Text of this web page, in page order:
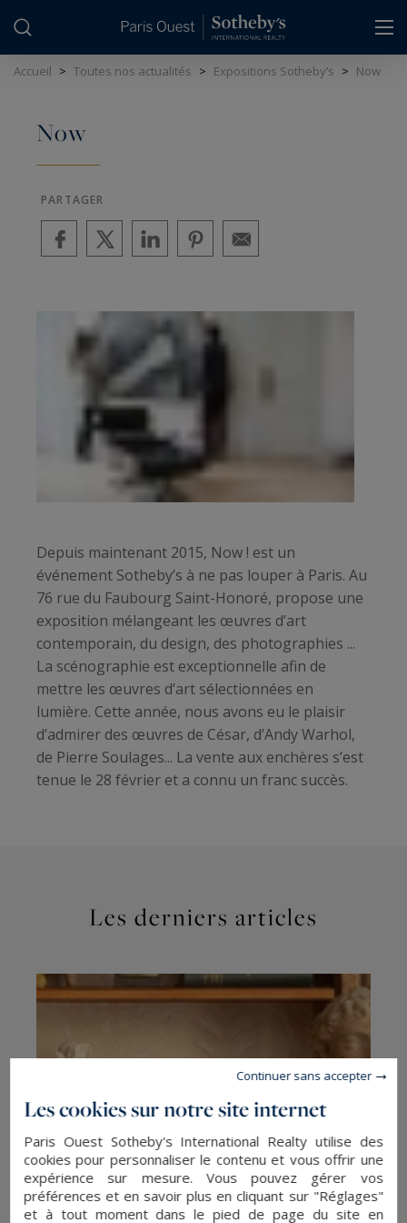
Accueil > Toutes nos actualités > Expositions Sotheby’s > Now
Now
PARTAGER
Depuis maintenant 2015, Now ! est un
événement Sotheby’s à ne pas louper à Paris. Au
76 rue du Faubourg Saint-Honoré, propose une
exposition mélangeant les œuvres d’art
contemporain, du design, des photographies ...
La scénographie est exceptionnelle afin de
mettre les œuvres d’art sélectionnées en
lumière. Cette année, nous avons eu le plaisir
d’admirer des œuvres de César, d’Andy Warhol,
de Pierre Soulages... La vente aux enchères s’est
tenue le 28 février et a connu un franc succès.
Les derniers articles
Les cookies sur notre site internet
Paris Ouest Sotheby's International Realty utilise des
cookies pour personnaliser le contenu et vous offrir une
expérience sur mesure. Vous pouvez gérer vos
préférences et en savoir plus en cliquant sur "Réglages"
et à tout moment dans le pied de page du site en
Continuer sans accepter